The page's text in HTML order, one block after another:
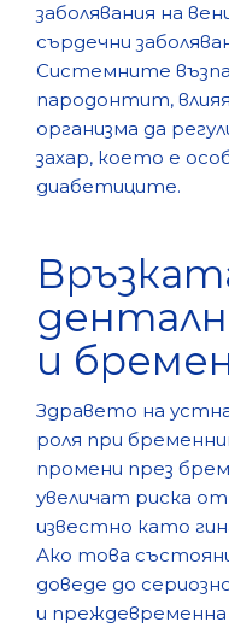
заболявания на
сърдечни
Системните
пародонтит,
организма да
захар, което е
диабетиците.
и
Здравето на
роля при
промени през
увеличат риска
известно като
Ако това
доведе до
и преждевременна